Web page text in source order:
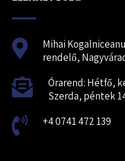
Mihai
rendelő,
Órarend: Hétfő,
Szerda, péntek
+4 0741 472 139